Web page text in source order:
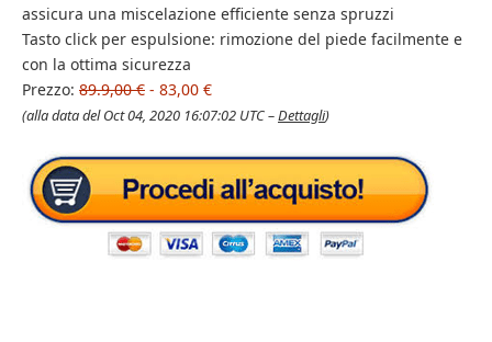
assicura una miscelazione efficiente senza spruzzi
Tasto click per espulsione: rimozione del piede facilmente e
con la ottima sicurezza
Prezzo: 89.9,00 € - 83,00 €
(alla data del Oct 04, 2020 16:07:02 UTC –Dettagli)